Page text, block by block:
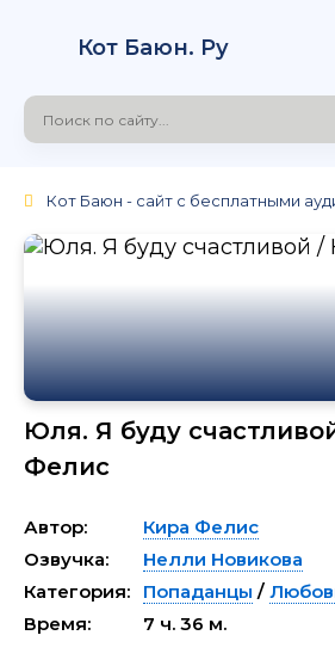
Кот Баюн. Ру
Кот Баюн - сайт с бесплатными
Юля. Я буду
Фелис
Автор:
Кира Фелис
Озвучка:
Нелли Новикова
Категория:
Попаданцы /
Время:
7 ч. 36 м.